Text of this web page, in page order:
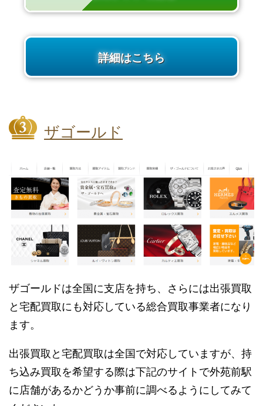
詳細はこちら
ザゴールド
ザゴールドは全国に支店を持ち、さらには出張買取
と宅配買取にも対応している総合買取事業者になり
ます。
出張買取と宅配買取は全国で対応していますが、持
ち込み買取を希望する際は下記のサイトで外苑前駅
に店舗があるかどうか事前に調べるようにしてみて